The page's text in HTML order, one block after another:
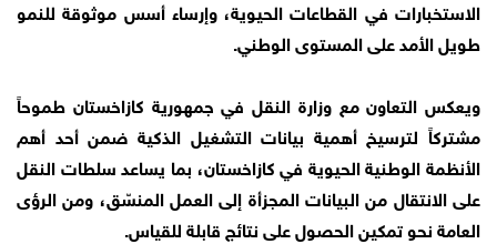
الاستخبارات في القطاعات الحيوية، وإرساء أسس موثوقة للنمو
طويل الأمد على المستوى الوطني.
ويعكس التعاون مع وزارة النقل في جمهورية كازاخستان طموحاً
مشتركاً لترسيخ أهمية بيانات التشغيل الذكية ضمن أحد أهم
الأنظمة الوطنية الحيوية في كازاخستان، بما يساعد سلطات النقل
على الانتقال من البيانات المجزأة إلى العمل المنسّق، ومن الرؤى
العامة نحو تمكين الحصول على نتائج قابلة للقياس.